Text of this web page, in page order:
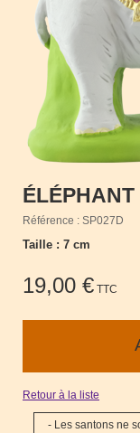
ÉLÉPHANT
Référence : SP027D
Taille : 7 cm
19,00 € TTC
Retour à la liste
- Les santons ne